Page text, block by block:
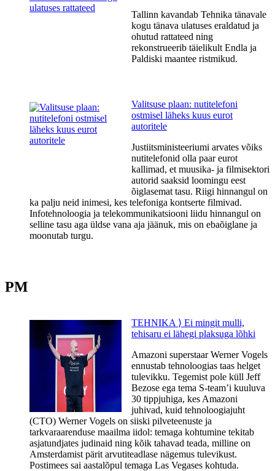
Tallinn kavandab Tehnika tänavale
kogu tänava ulatuses eraldatud ja
ohutud rattateed ning
rekonstrueerib täielikult Endla ja
Paldiski maantee ristmikud.
Valitsuse plaan: nutitelefoni
ostmisel läheks kuus eurot
autoritele
Justiitsministeeriumi arvates võiks
nutitelefonid olla paar eurot
kallimad, et muusika- ja filmisektori
autorid saaksid loomingu eest
õiglasemat tasu. Riigi hinnangul on
ka palju neid inimesi, kes telefoniga kontserte filmivad.
Infotehnoloogia ja telekommunikatsiooni liidu hinnangul on
selline tasu aga üldse vana aja jäänuk, mis on ebaõiglane ja
moonutab turgu.
PM
TEHNIKA ⟩ Ei mingit mulli,
tehisaru ei lähegi plaksuga lõhki
Amazoni superstaar Werner Vogels
ennustab tehnoloogias taas helget
tulevikku​. ​Tegemist pole küll Jeff
Bezose ega tema S-team’i kuuluva
30 tippjuhiga, kes Amazoni
juhivad, kuid tehnoloogiajuht
(CTO) Werner Vogels on siiski pilveteenuste ja
tarkvaraarenduse maailma iidol: temaga kohtumine tekitab
asjatundjates judinaid ning kõik tahavad teada, milline on
Amsterdamist pärit arvutiteadlase nägemus tulevikust.
Postimees sai aastalõpul temaga Las Vegases kohtuda.